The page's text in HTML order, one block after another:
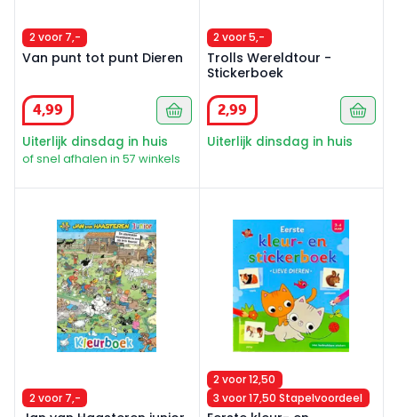
2 voor 7,-
Van punt tot punt Dieren
4,99
Uiterlijk dinsdag in huis
of snel afhalen in 57 winkels
2 voor 5,-
Trolls Wereldtour -
Stickerboek
2,99
Uiterlijk dinsdag in huis
2 voor 7,-
2 voor 12,50
3 voor 17,50 Stapelvoordeel